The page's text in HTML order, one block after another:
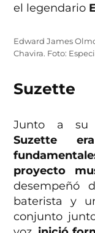
el legendario
Edward James
Chavira. Foto:
Suzette
Junto a su
Suzette
proyecto
desempeñó
baterista y
conjunto